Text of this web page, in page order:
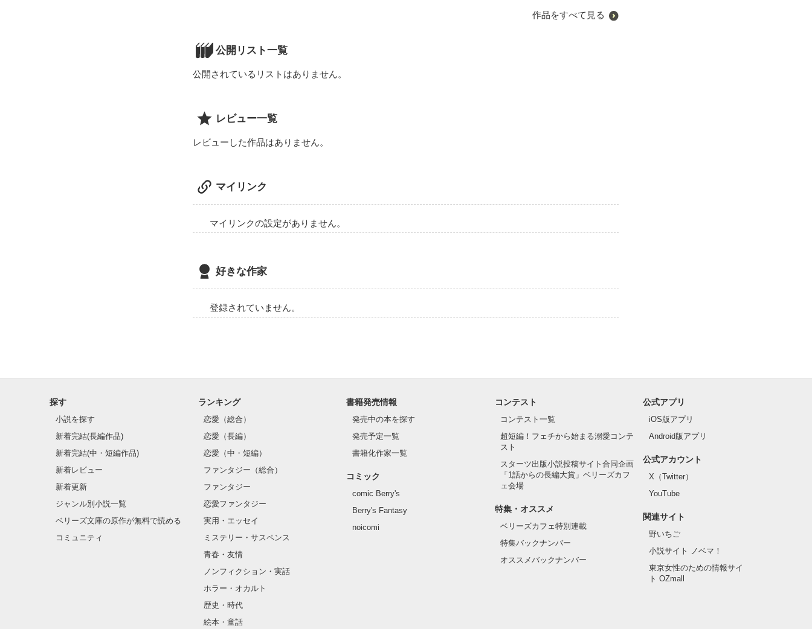
作品をすべて見る
公開リスト一覧
公開されているリストはありません。
レビュー一覧
レビューした作品はありません。
マイリンク
マイリンクの設定がありません。
好きな作家
登録されていません。
探す
小説を探す
新着完結(長編作品)
新着完結(中・短編作品)
新着レビュー
新着更新
ジャンル別小説一覧
ベリーズ文庫の原作が無料で読める
コミュニティ
ランキング
恋愛（総合）
恋愛（長編）
恋愛（中・短編）
ファンタジー（総合）
ファンタジー
恋愛ファンタジー
実用・エッセイ
ミステリー・サスペンス
青春・友情
ノンフィクション・実話
ホラー・オカルト
歴史・時代
絵本・童話
書籍発売情報
発売中の本を探す
発売予定一覧
書籍化作家一覧
コミック
comic Berry's
Berry's Fantasy
noicomi
コンテスト
コンテスト一覧
超短編！フェチから始まる溺愛コンテ
スト
スターツ出版小説投稿サイト合同企画
「1話からの長編大賞」ベリーズカフ
ェ会場
特集・オススメ
ベリーズカフェ特別連載
特集バックナンバー
オススメバックナンバー
公式アプリ
iOS版アプリ
Android版アプリ
公式アカウント
X（Twitter）
YouTube
関連サイト
野いちご
小説サイト ノベマ！
東京女性のための情報サイ
ト OZmall